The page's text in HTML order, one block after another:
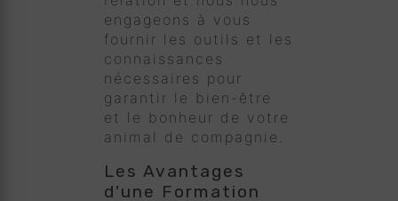
engageons à vous
fournir les outils et les
connaissances
nécessaires pour
garantir le bien-être
et le bonheur de votre
animal de compagnie.
Les Avantages
d'une Formation